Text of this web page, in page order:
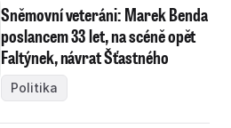
Sněmovní veteráni: Marek Benda
poslancem 33 let, na scéně opět
Faltýnek, návrat Šťastného
Politika